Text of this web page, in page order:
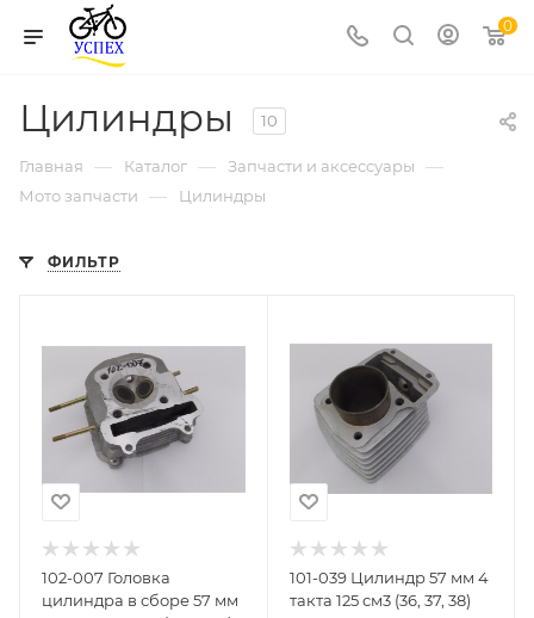
0
Цилиндры 10
Главная — Каталог — Запчасти и аксессуары —
Мото запчасти — Цилиндры
ФИЛЬТР
102-007 Головка
цилиндра в сборе 57 мм
101-039 Цилиндр 57 мм 4
такта 125 см3 (36, 37, 38)